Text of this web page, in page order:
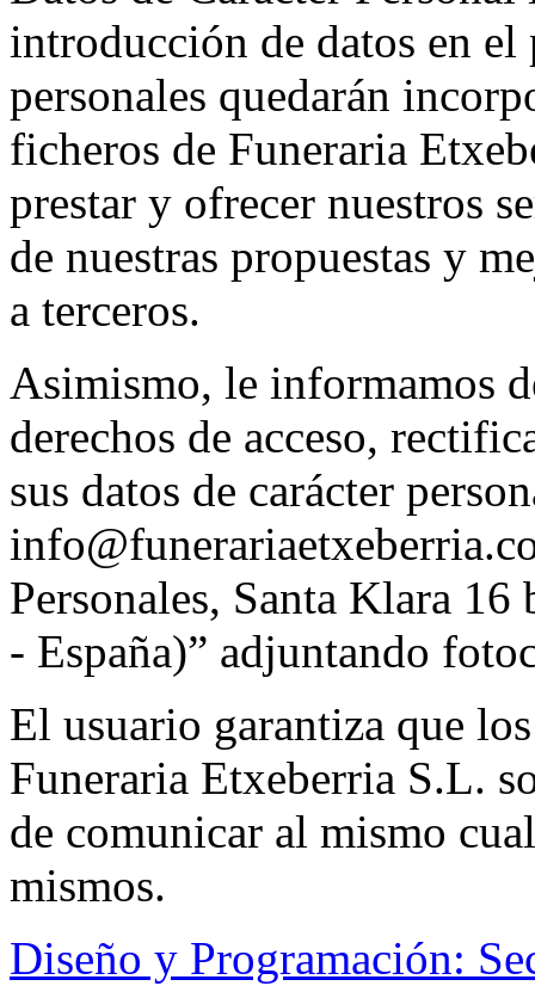
introducción de datos en
personales quedarán
ficheros de Funeraria
prestar y ofrecer nuestros
de nuestras propuestas y
a terceros.
Asimismo, le informamos
derechos de acceso,
sus datos de carácter
Personales, Santa Klara
- España)” adjuntando
El usuario garantiza que
Funeraria Etxeberria S.L.
de comunicar al mismo
mismos.
Diseño y Programación: